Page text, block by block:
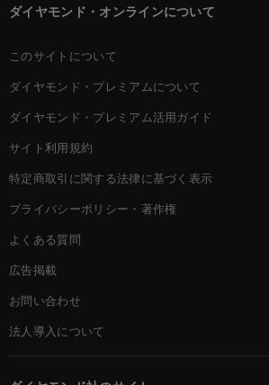
ダイヤモンド・オンラインについて
このサイトについて
ダイヤモンド・プレミアムについて
ダイヤモンド・プレミアム活用ガイド
サイト利用規約
特定商取引に関する法律に基づく表示
プライバシーポリシー・著作権
よくある質問
広告掲載
お問い合わせ
法人導入について